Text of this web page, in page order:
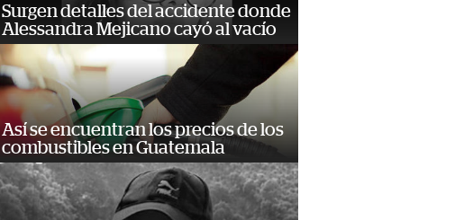
Surgen detalles del accidente donde
Alessandra Mejicano cayó al vacío
Así se encuentran los precios de los
combustibles en Guatemala